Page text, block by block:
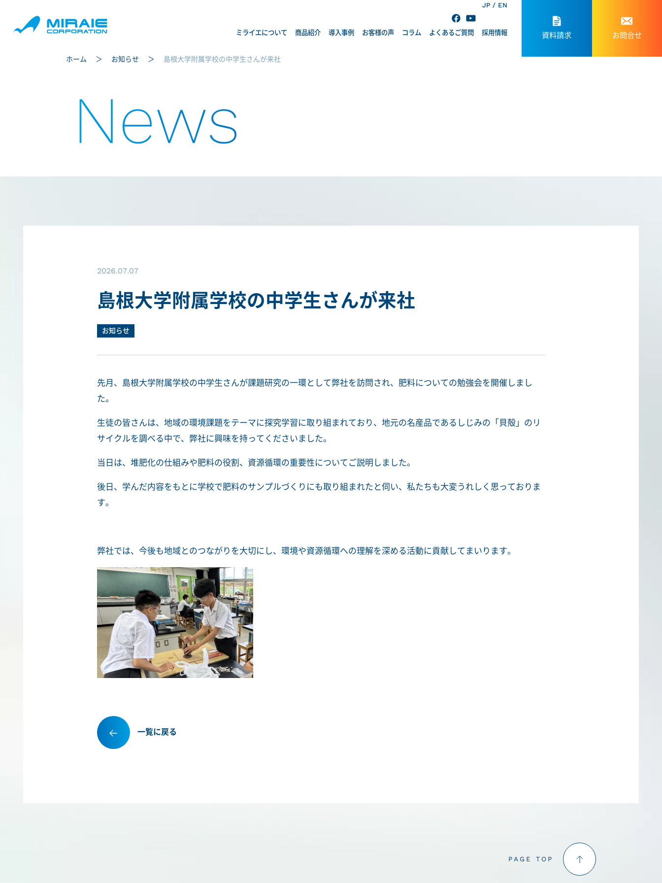
EN
JP
ミライエについて 商品紹介 導入事例 お客様の声 コラム よくあるご質問 採用情報 資料請求 お問合せ
News
ホーム お知らせ 島根大学附属学校の中学生さんが来社
2026.07.07
島根大学附属学校の中学生さんが来社
お知らせ
先月、島根大学附属学校の中学生さんが課題研究の一環として弊社を訪問され、肥料についての勉強会を開催しまし
た。
生徒の皆さんは、地域の環境課題をテーマに探究学習に取り組まれており、地元の名産品であるしじみの「貝殻」のリ
サイクルを調べる中で、弊社に興味を持ってくださいました。
当日は、堆肥化の仕組みや肥料の役割、資源循環の重要性についてご説明しました。
後日、学んだ内容をもとに学校で肥料のサンプルづくりにも取り組まれたと伺い、私たちも大変うれしく思っておりま
す。
弊社では、今後も地域とのつながりを大切にし、環境や資源循環への理解を深める活動に貢献してまいります。
一覧に戻る
PAGE TOP